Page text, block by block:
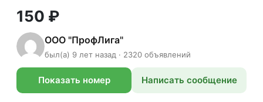
150 ₽
ООО "ПрофЛига"
был(а) 9 лет назад · 2320 объявлений
Показать номер Написать сообщение